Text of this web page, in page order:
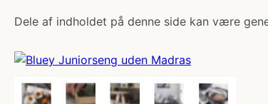
Dele af indholdet på denne side kan være